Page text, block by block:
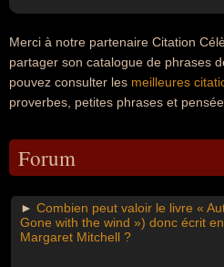
Merci à notre partenaire Citation
partager son catalogue de phrases
pouvez consulter les meilleures
proverbes, petites phrases et
Forum
► Combien peut valoir le livre «
Gone with the wind ») donc écrit
Margaret Mitchell ?